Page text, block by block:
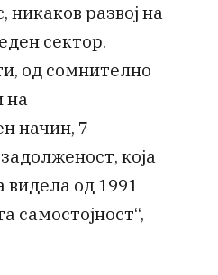
никаков развој на
сектор.
од сомнително
на
начин, 7
која
видела од 1991
самостојност“,